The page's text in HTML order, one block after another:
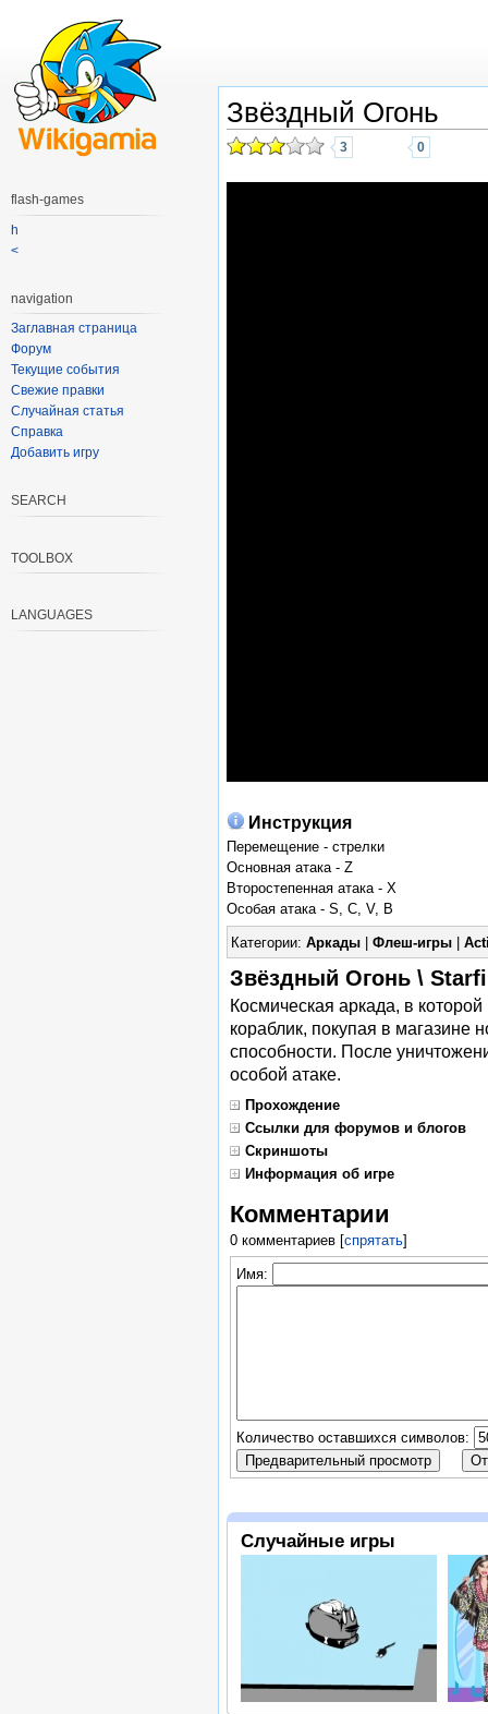
Звёздный Огонь
3 0
Инструкция
Перемещение - стрелки
Основная атака - Z
Второстепенная атака - X
Особая атака - S, C, V, B
Категории: Аркады| Флеш-игры|
Звёздный Огонь \
Космическая аркада, в
кораблик, покупая в магазине
способности. После
особой атаке.
Прохождение
Ссылки для форумов и блогов
Скриншоты
Информация об игре
Комментарии
0 комментариев[спрятать]
Имя:
Количество оставшихся символов:
Случайные игры
flash-games
h
<
navigation
Заглавная страница
Форум
Текущие события
Свежие правки
Случайная статья
Справка
Добавить игру
SEARCH
TOOLBOX
LANGUAGES